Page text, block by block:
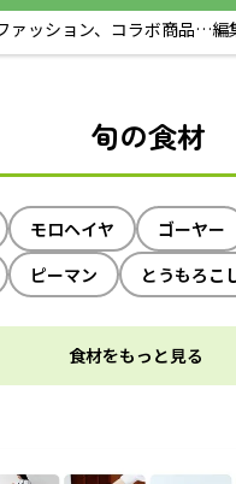
ァッション、コラボ商品…編
旬の食材
モロヘイヤ ゴーヤー
ピーマン とうもろこ
食材をもっと見る